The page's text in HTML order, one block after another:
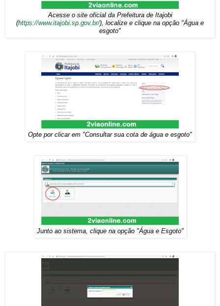
Acesse o site oficial da Prefeitura de Itajobi
(https://www.itajobi.sp.gov.br/), localize e clique na opção "Água e
esgoto"
Opte por clicar em "Consultar sua cota de água e esgoto"
Junto ao sistema, clique na opção "Água e Esgoto"